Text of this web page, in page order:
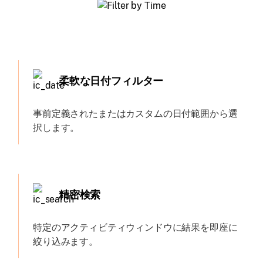
柔軟な日付フィルター
事前定義されたまたはカスタムの日付範囲から選
択します。
精密検索
特定のアクティビティウィンドウに結果を即座に
絞り込みます。